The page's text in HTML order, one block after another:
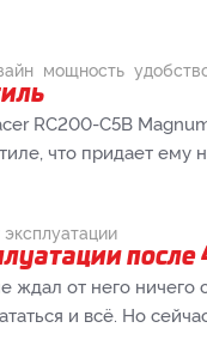
мощность
RC200-C5B
что придает
ждал от него
и всё. Но